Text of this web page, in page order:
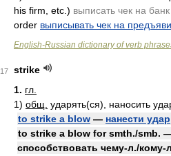
his firm, etc.) выписать чек на банк
order выписывать чек на
English-Russian dictionary of verb
17
strike
1. гл.
1) общ. ударять(ся), наносить
to strike a blow — нанести удар
to strike a blow for smth./smb.
способствовать чему-л./кому-